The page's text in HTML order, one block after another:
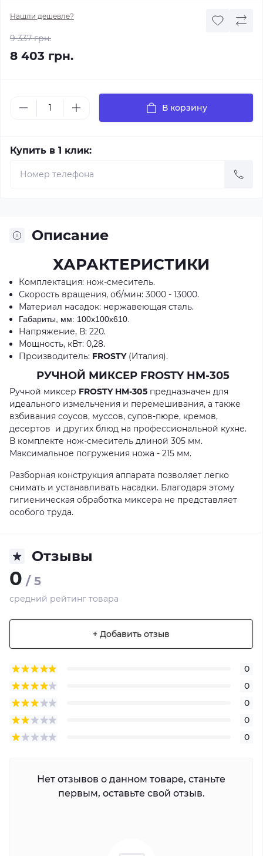
Нашли дешевле?
9 337 грн.
8 403 грн.
В корзину
Купить в 1 клик:
Описание
ХАРАКТЕРИСТИКИ
Комплектация: нож-смеситель.
Скорость вращения, об/мин: 3000 - 13000.
Материал насадок: нержавеющая сталь.
Габариты, мм: 100х100х610.
Напряжение, В: 220.
Мощность, кВт: 0,28.
Производитель: FROSTY(Италия).
РУЧНОЙ МИКСЕР FROSTY HM-305
Ручной миксер FROSTY HM-305 предназначен для
идеального измельчения и перемешивания, а также
взбивания соусов, муссов, супов-пюре, кремов,
десертов и других блюд на профессиональной кухне.
В комплекте нож-смеситель длиной 305 мм.
Максимальное погружения ножа - 215 мм.
Разборная конструкция аппарата позволяет легко
снимать и устанавливать насадки. Благодаря этому
гигиеническая обработка миксера не представляет
особого труда.
Отзывы
0 / 5
средний рейтинг товара
+ Добавить отзыв
0
0
0
0
0
Нет отзывов о данном товаре, станьте
первым, оставьте свой отзыв.